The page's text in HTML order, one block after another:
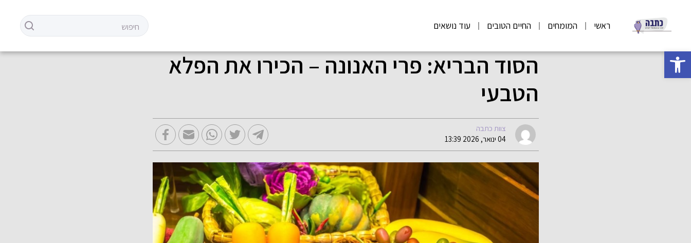
פתח סרגל נגישות
ראשי המומחים החיים הטובים עוד נושאים
הסוד הבריא: פרי האנונה – הכירו את הפלא
הטבעי
צוות כתבה
04 ינואר, 2026 13:39